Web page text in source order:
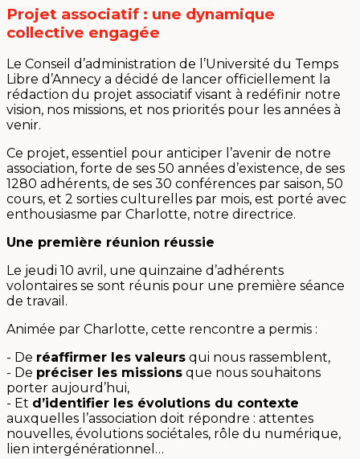
Projet associatif : une dynamique
collective engagée
Le Conseil d’administration de l’Université du Temps
Libre d’Annecy a décidé de lancer officiellement la
rédaction du projet associatif visant à redéfinir notre
vision, nos missions, et nos priorités pour les années à
venir.
Ce projet, essentiel pour anticiper l’avenir de notre
association, forte de ses 50 années d’existence, de ses
1280 adhérents, de ses 30 conférences par saison, 50
cours, et 2 sorties culturelles par mois, est porté avec
enthousiasme par Charlotte, notre directrice.
Une première réunion réussie
Le jeudi 10 avril, une quinzaine d’adhérents
volontaires se sont réunis pour une première séance
de travail.
Animée par Charlotte, cette rencontre a permis :
- De réaffirmer les valeurs qui nous rassemblent,
- De préciser les missions que nous souhaitons
porter aujourd’hui,
- Et d’identifier les évolutions du contexte
auxquelles l’association doit répondre : attentes
nouvelles, évolutions sociétales, rôle du numérique,
lien intergénérationnel…